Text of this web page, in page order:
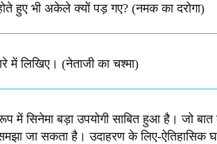
हुए भी अकेले क्यों पड़ गए? (नमक का दरोगा)
में लिखिए।​ (नेताजी का चश्मा)
सिनेमा बड़ा उपयोगी साबित हुआ है। जो बात
जा सकता है। उदाहरण के लिए-ऐतिहासिक